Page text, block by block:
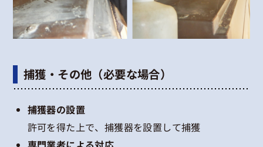
捕獲・その他（必要な場合）
捕獲器の設置
許可を得た上で、捕獲器を設置して捕獲